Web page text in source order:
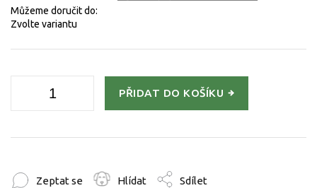
Můžeme doručit do:
Zvolte variantu
PŘIDAT DO KOŠÍKU
Zeptat se Hlídat Sdílet